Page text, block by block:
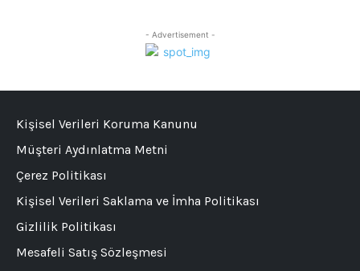
- Advertisement -
Kişisel Verileri Koruma Kanunu
Müşteri Aydınlatma Metni
Çerez Politikası
Kişisel Verileri Saklama ve İmha Politikası
Gizlilik Politikası
Mesafeli Satış Sözleşmesi